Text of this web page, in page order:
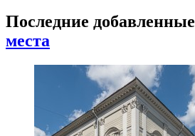
Последние добавленные
места